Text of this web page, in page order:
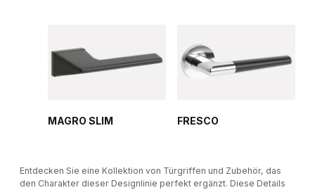
MAGRO SLIM FRESCO
Entdecken Sie eine Kollektion von Türgriffen und Zubehör, das
den Charakter dieser Designlinie perfekt ergänzt. Diese Details